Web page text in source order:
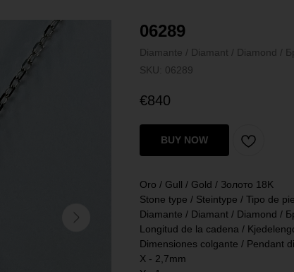
06289
Diamante / Diamant / Diamond /
SKU: 06289
€840
BUY NOW
Oro / Gull / Gold / Золото 18K
Stone type / Steintype / Tipo de
Diamante / Diamant / Diamond /
Longitud de la cadena /
Dimensiones colgante / Pendant
X - 2,7mm